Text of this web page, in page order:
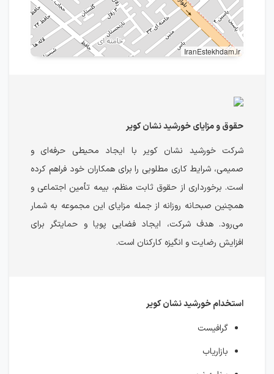
IranEstekhdam.ir
حقوق و مزایای خورشید نشان کویر
شرکت خورشید نشان کویر با ایجاد محیطی حرفه‌ای و
صمیمی، شرایط کاری مطلوبی را برای همکاران خود فراهم کرده
است. برخورداری از حقوق ثابت منظم، بیمه تأمین اجتماعی و
همچنین صبحانه روزانه از جمله مزایای این مجموعه به شمار
می‌رود. هدف شرکت، ایجاد فضایی پویا و حمایتگر برای
افزایش رضایت و انگیزه کارکنان است.
استخدام خورشید نشان کویر
گرافیست
بازاریاب